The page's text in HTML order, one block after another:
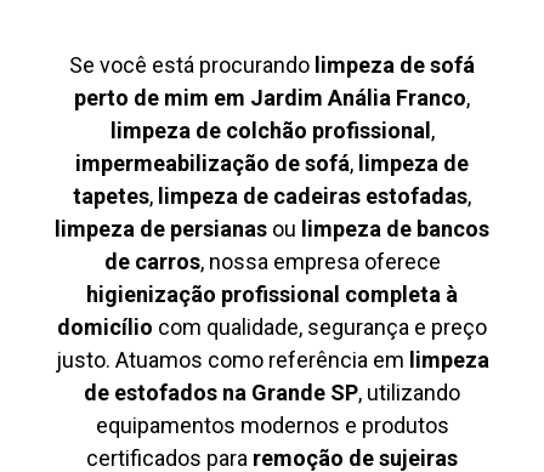
Se você está procurando limpeza de sofá
perto de mim em Jardim Anália Franco,
limpeza de colchão profissional ,
impermeabilização de sofá, limpeza de
tapetes, limpeza de cadeiras estofadas,
limpeza de persianas ou limpeza de bancos
de carros, nossa empresa oferece
higienização profissional completa à
domicílio com qualidade, segurança e preço
justo. Atuamos como referência em limpeza
de estofados na Grande SP, utilizando
equipamentos modernos e produtos
certificados para remoção de sujeiras